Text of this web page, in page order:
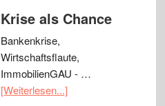
Krise als Chance
Bankenkrise,
Wirtschaftsflaute,
ImmobilienGAU - …
[Weiterlesen...]